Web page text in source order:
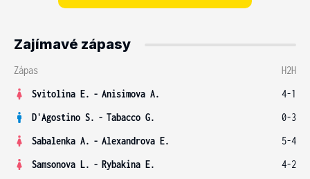
Zajímavé zápasy
Zápas
H2H
Svitolina E. - Anisimova A.
4-1
D'Agostino S. - Tabacco G.
0-3
Sabalenka A. - Alexandrova E.
5-4
Samsonova L. - Rybakina E.
4-2